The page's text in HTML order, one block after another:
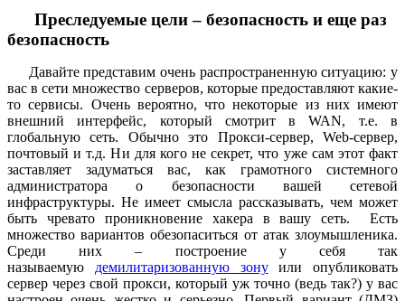
Преследуемые цели – безопасность и еще раз
безопасность
Давайте представим очень распространенную ситуацию: у
вас в сети множество серверов, которые предоставляют какие-
то сервисы. Очень вероятно, что некоторые из них имеют
внешний интерфейс, который смотрит в WAN, т.е. в
глобальную сеть. Обычно это Прокси-сервер, Web-сервер,
почтовый и т.д. Ни для кого не секрет, что уже сам этот факт
заставляет задуматься вас, как грамотного системного
администратора о безопасности вашей сетевой
инфраструктуры. Не имеет смысла рассказывать, чем может
быть чревато проникновение хакера в вашу сеть. Есть
множество вариантов обезопаситься от атак злоумышленика.
Среди них – построение у себя так
называемую демилитаризованную зонуили опубликовать
сервер через свой прокси, который уж точно (ведь так?) у вас